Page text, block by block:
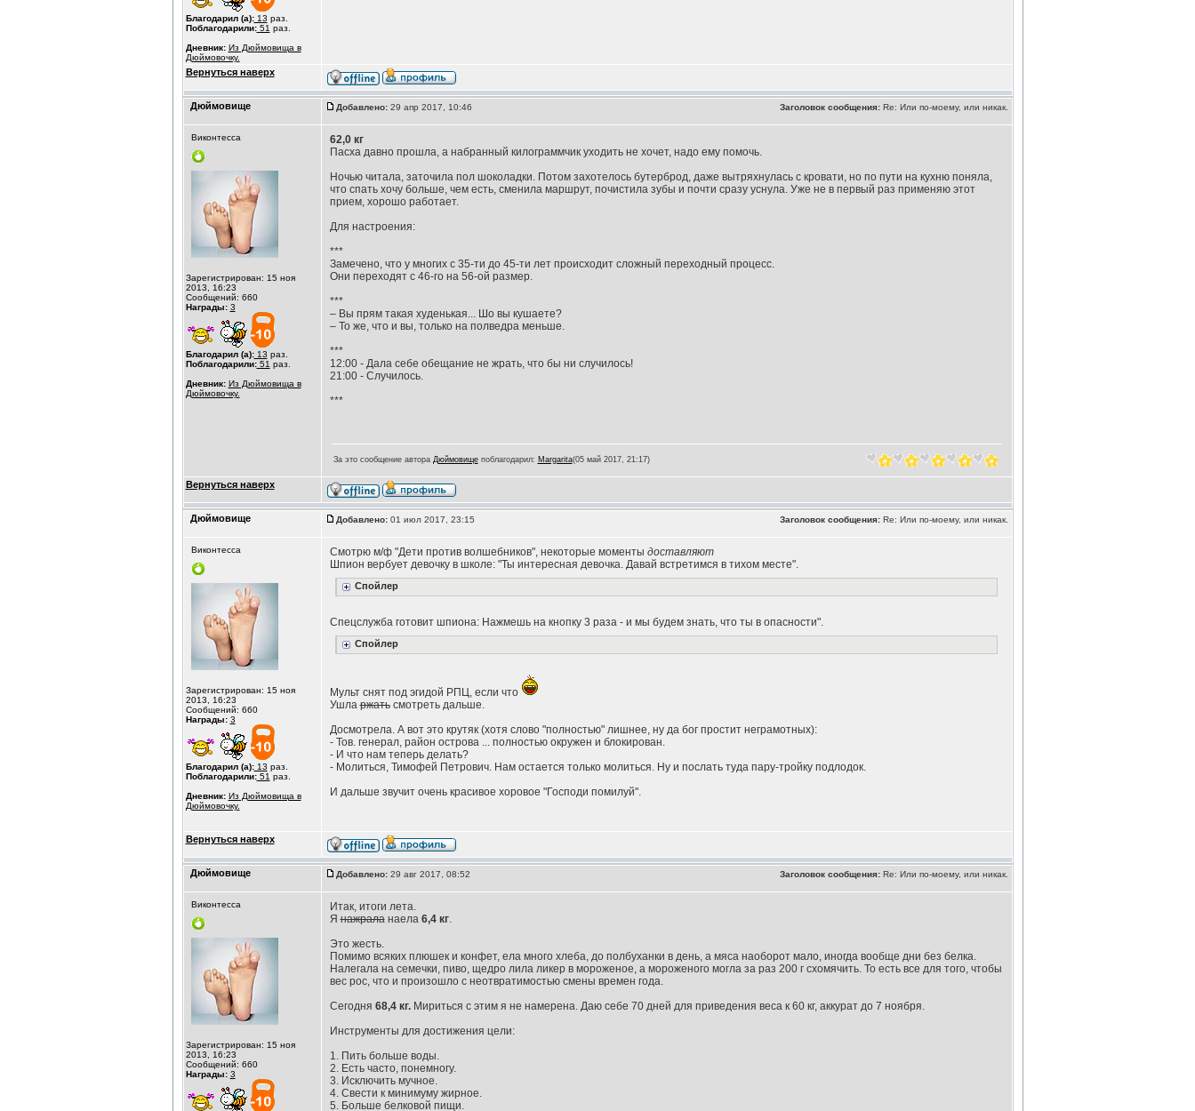
Благодарил (а):13 раз.
Поблагодарили:51 раз.
Дневник: Из Дюймовища в
Дюймовочку.
Вернуться наверх
Дюймовище Заголовок сообщения:Re: Или по-моему, или никак.
Добавлено:29 апр 2017, 10:46
Виконтесса
Зарегистрирован: 15 ноя
2013, 16:23
Сообщений: 660
Награды: 3
Благодарил (а):13 раз.
Поблагодарили:51 раз.
Дневник: Из Дюймовища в
Дюймовочку.
62,0 кг
Пасха давно прошла, а набранный килограммчик уходить не хочет, надо ему помочь.
Ночью читала, заточила пол шоколадки. Потом захотелось бутерброд, даже вытряхнулась с кровати, но по пути на кухню поняла,
что спать хочу больше, чем есть, сменила маршрут, почистила зубы и почти сразу уснула. Уже не в первый раз применяю этот
прием, хорошо работает.
Для настроения:
***
Замечено, что у многих с 35-ти до 45-ти лет происходит сложный переходный процесс.
Они переходят с 46-го на 56-ой размер.
***
– Вы прям такая худенькая... Шо вы кушаете?
– То же, что и вы, только на полведра меньше.
***
12:00 - Дала себе обещание не жрать, что бы ни случилось!
21:00 - Случилось.
***
За это сообщение автора Дюймовищепоблагодарил: Margarita(05 май 2017, 21:17)
Вернуться наверх
Дюймовище Заголовок сообщения:Re: Или по-моему, или никак.
Добавлено:01 июл 2017, 23:15
Виконтесса
Зарегистрирован: 15 ноя
2013, 16:23
Сообщений: 660
Награды: 3
Благодарил (а):13 раз.
Поблагодарили:51 раз.
Дневник: Из Дюймовища в
Дюймовочку.
Смотрю м/ф "Дети против волшебников", некоторые моменты доставляют
Шпион вербует девочку в школе: "Ты интересная девочка. Давай встретимся в тихом месте".
Спойлер
Спецслужба готовит шпиона: Нажмешь на кнопку 3 раза - и мы будем знать, что ты в опасности".
Спойлер
Мульт снят под эгидой РПЦ, если что
Ушларжатьсмотреть дальше.
Досмотрела. А вот это крутяк (хотя слово "полностью" лишнее, ну да бог простит неграмотных):
- Тов. генерал, район острова ... полностью окружен и блокирован.
- И что нам теперь делать?
- Молиться, Тимофей Петрович. Нам остается только молиться. Ну и послать туда пару-тройку подлодок.
И дальше звучит очень красивое хоровое "Господи помилуй".
Вернуться наверх
Дюймовище Заголовок сообщения:Re: Или по-моему, или никак.
Добавлено:29 авг 2017, 08:52
Виконтесса
Зарегистрирован: 15 ноя
2013, 16:23
Сообщений: 660
Награды: 3
Итак, итоги лета.
Янажраланаела 6,4 кг.
Это жесть.
Помимо всяких плюшек и конфет, ела много хлеба, до полбуханки в день, а мяса наоборот мало, иногда вообще дни без белка.
Налегала на семечки, пиво, щедро лила ликер в мороженое, а мороженого могла за раз 200 г схомячить. То есть все для того, чтобы
вес рос, что и произошло с неотвратимостью смены времен года.
Сегодня 68,4 кг.Мириться с этим я не намерена. Даю себе 70 дней для приведения веса к 60 кг, аккурат до 7 ноября.
Инструменты для достижения цели:
1. Пить больше воды.
2. Есть часто, понемногу.
3. Исключить мучное.
4. Свести к минимуму жирное.
5. Больше белковой пищи.